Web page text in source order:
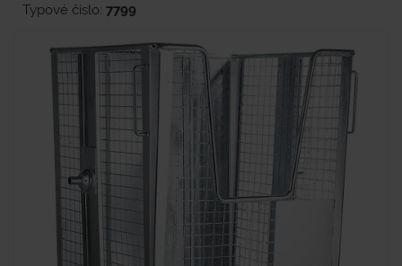
Typové číslo: 7799